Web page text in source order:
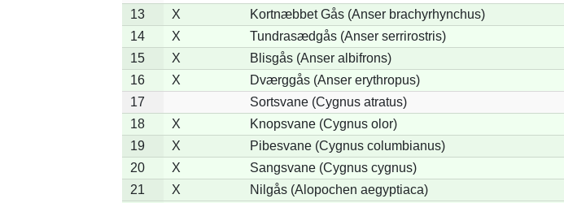
13
X
Kortnæbbet Gås (Anser brachyrhynchus)
14
X
Tundrasædgås (Anser serrirostris)
15
X
Blisgås (Anser albifrons)
16
X
Dværggås (Anser erythropus)
17
Sortsvane (Cygnus atratus)
18
X
Knopsvane (Cygnus olor)
19
X
Pibesvane (Cygnus columbianus)
20
X
Sangsvane (Cygnus cygnus)
21
X
Nilgås (Alopochen aegyptiaca)